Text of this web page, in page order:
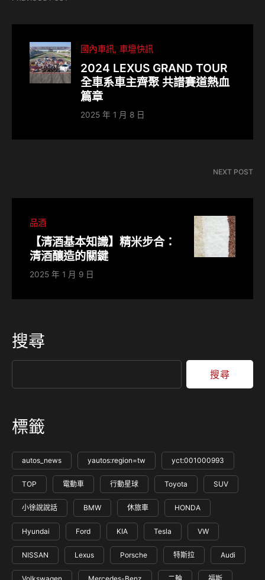
國內車訊 車壇快訊
2024 LEXUS GRAND TOUR
全車系車主齊聚 共譜賽道熱血
篇章
2025 年 1 月 8 日
NEXT POST
品酒
【清酒基本知識】精米步合：
清酒釀造的關鍵
2025 年 1 月 9 日
搜尋
搜尋
標籤
autos_news yautos:region=tw yct:001000993
TOP 電動車 行動星球 Toyota SUV
小徐說說話 BMW 休旅車 HONDA
Hyundai Ford KIA Tesla VW
NISSAN Lexus Porsche 特斯拉 Audi